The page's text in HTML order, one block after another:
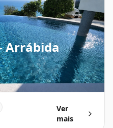
Arrábida
Ver
mais